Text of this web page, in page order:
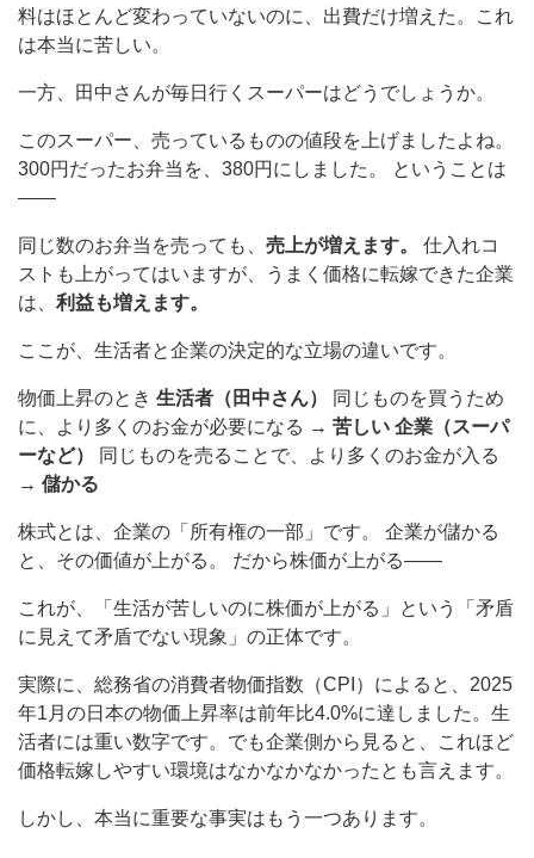
料はほとんど変わっていないのに、出費だけ増えた。これ
は本当に苦しい。
一方、田中さんが毎日行くスーパーはどうでしょうか。
このスーパー、売っているものの値段を上げましたよね。
300円だったお弁当を、380円にしました。 ということは
——
同じ数のお弁当を売っても、 売上が増えます。
仕入れコ
ストも上がってはいますが、うまく価格に転嫁できた企業
は、 利益も増えます。
ここが、生活者と企業の決定的な立場の違いです。
物価上昇のとき 生活者（田中さん）
同じものを買うため
に、より多くのお金が必要になる → 苦しい 企業（スーパ
ーなど）
同じものを売ることで、より多くのお金が入る
→ 儲かる
株式とは、企業の「所有権の一部」です。 企業が儲かる
と、その価値が上がる。 だから株価が上がる——
これが、「生活が苦しいのに株価が上がる」という「矛盾
に見えて矛盾でない現象」の正体です。
実際に、総務省の消費者物価指数（CPI）によると、2025
年1月の日本の物価上昇率は前年比4.0%に達しました。生
活者には重い数字です。でも企業側から見ると、これほど
価格転嫁しやすい環境はなかなかなかったとも言えます。
しかし、本当に重要な事実はもう一つあります。